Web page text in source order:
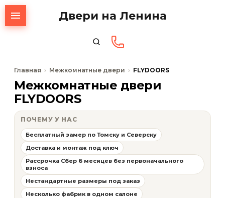
Двери на Ленина
Главная Межкомнатные двери FLYDOORS
Межкомнатные двери
FLYDOORS
ПОЧЕМУ У НАС
Бесплатный замер по Томску и Северску
Доставка и монтаж под ключ
Рассрочка Сбер 6 месяцев без первоначального
взноса
Нестандартные размеры под заказ
Несколько фабрик в одном салоне